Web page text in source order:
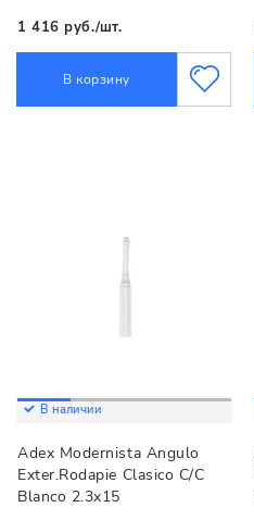
1 416 руб./шт.
В корзину
В наличии
Adex Modernista Angulo
Exter.Rodapie Clasico C/C
Blanco 2.3x15